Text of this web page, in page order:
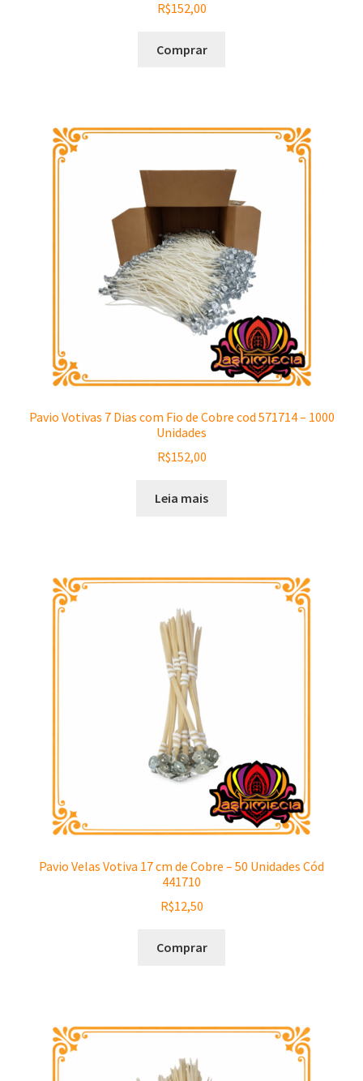
R$152,00
Comprar
Pavio Votivas 7 Dias com Fio de Cobre cod 571714 – 1000
Unidades
R$152,00
Leia mais
Pavio Velas Votiva 17 cm de Cobre – 50 Unidades Cód
441710
R$12,50
Comprar